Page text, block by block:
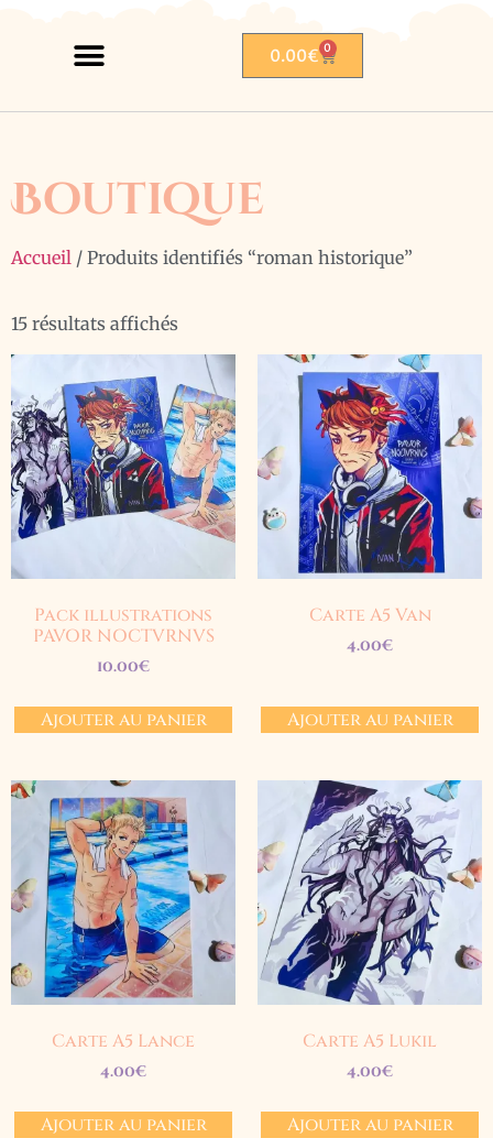
0.00€ 0
Boutique
Accueil / Produits identifiés “roman historique”
15 résultats affichés
Pack illustrations
PAVOR NOCTVRNVS
10.00€
Ajouter au panier
Carte A5 Van
4.00€
Ajouter au panier
Carte A5 Lance
4.00€
Ajouter au panier
Carte A5 Lukil
4.00€
Ajouter au panier